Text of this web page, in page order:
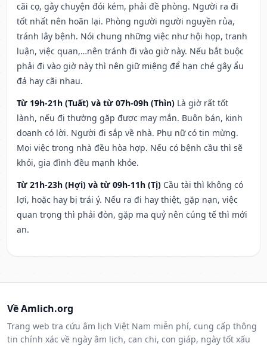
cãi cọ, gây chuyện đói kém, phải đề phòng. Người ra đi
tốt nhất nên hoãn lại. Phòng người người nguyền rủa,
tránh lây bệnh. Nói chung những việc như hội họp, tranh
luận, việc quan,…nên tránh đi vào giờ này. Nếu bắt buộc
phải đi vào giờ này thì nên giữ miệng để hạn ché gây ẩu
đả hay cãi nhau.
Từ 19h-21h (Tuất) và từ 07h-09h (Thìn) Là giờ rất tốt
lành, nếu đi thường gặp được may mắn. Buôn bán, kinh
doanh có lời. Người đi sắp về nhà. Phụ nữ có tin mừng.
Mọi việc trong nhà đều hòa hợp. Nếu có bệnh cầu thì sẽ
khỏi, gia đình đều mạnh khỏe.
Từ 21h-23h (Hợi) và từ 09h-11h (Tị) Cầu tài thì không có
lợi, hoặc hay bị trái ý. Nếu ra đi hay thiệt, gặp nạn, việc
quan trọng thì phải đòn, gặp ma quỷ nên cúng tế thì mới
an.
Về Amlich.org
Trang web tra cứu âm lịch Việt Nam miễn phí, cung cấp thông
tin chính xác về ngày âm lịch, can chi, con giáp, ngày tốt xấu